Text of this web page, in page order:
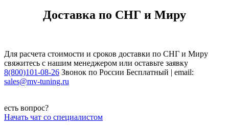
Доставка по СНГ и Миру
Для расчета стоимости и сроков доставки по СНГ и Миру
свяжитесь с нашим менеджером или оставьте заявку
8(800)101-08-26 Звонок по России Бесплатный | email:
sales@mv-tuning.ru
есть вопрос?
Начать чат со специалистом